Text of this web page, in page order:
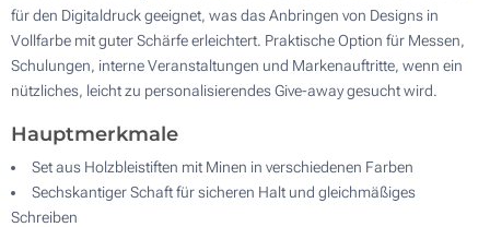
für den Digitaldruck geeignet, was das Anbringen von Designs in
Vollfarbe mit guter Schärfe erleichtert. Praktische Option für Messen,
Schulungen, interne Veranstaltungen und Markenauftritte, wenn ein
nützliches, leicht zu personalisierendes Give-away gesucht wird.
Hauptmerkmale
Set aus Holzbleistiften mit Minen in verschiedenen Farben
Sechskantiger Schaft für sicheren Halt und gleichmäßiges
Schreiben